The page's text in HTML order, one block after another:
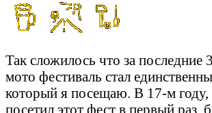
Так сложилось что за последние
мото фестиваль стал
который я посещаю. В 17-м году,
посетил этот фест в первый раз,